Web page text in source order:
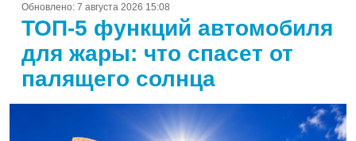
Обновлено: 7 августа 2026 15:08
ТОП-5 функций автомобиля
для жары: что спасет от
палящего солнца